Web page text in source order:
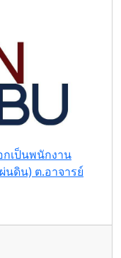
กเป็นพนักงาน
นดิน) ต.อาจารย์